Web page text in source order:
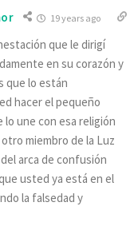
19 years ago
que le dirigí
en su corazón y
que lo están
hacer el pequeño
une con esa religión
miembro de la Luz
arca de confusión
usted ya está en el
la falsedad y